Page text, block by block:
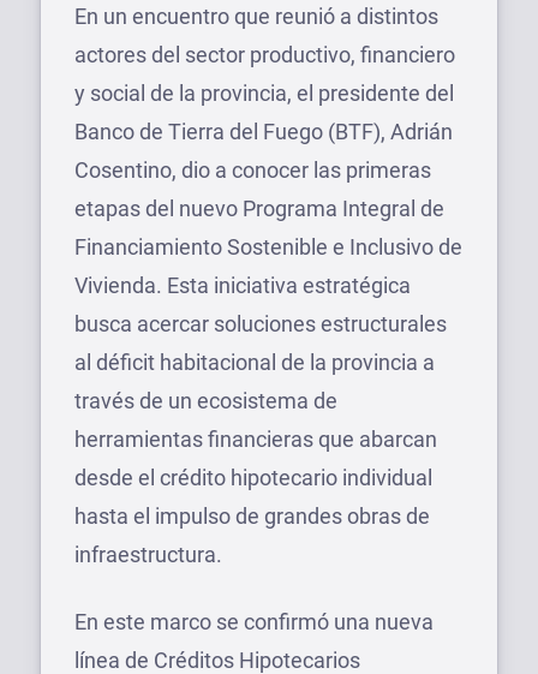
En un encuentro que reunió a distintos
actores del sector productivo, financiero
y social de la provincia, el presidente del
Banco de Tierra del Fuego (BTF), Adrián
Cosentino, dio a conocer las primeras
etapas del nuevo Programa Integral de
Financiamiento Sostenible e Inclusivo de
Vivienda. Esta iniciativa estratégica
busca acercar soluciones estructurales
al déficit habitacional de la provincia a
través de un ecosistema de
herramientas financieras que abarcan
desde el crédito hipotecario individual
hasta el impulso de grandes obras de
infraestructura.
En este marco se confirmó una nueva
línea de Créditos Hipotecarios